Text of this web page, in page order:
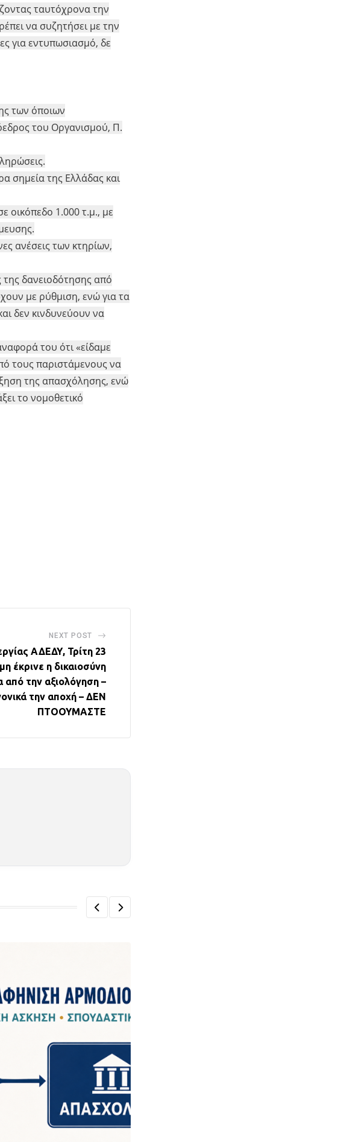
ταυτόχρονα την
να συζητήσει με την
για εντυπωσιασμό, δε
των όποιων
του Οργανισμού, Π.
σημεία της Ελλάδας και
οικόπεδο 1.000 τ.μ., με
ανέσεις των κτηρίων,
δανειοδότησης από
με ρύθμιση, ενώ για τα
δεν κινδυνεύουν να
του ότι «είδαμε
τους παριστάμενους να
της απασχόλησης, ενώ
το νομοθετικό
NEXT POST
ΑΔΕΔΥ, Τρίτη 23
έκρινε η δικαιοσύνη
από την αξιολόγηση –
την αποχή – ΔΕΝ
ΠΤΟΟΥΜΑΣΤΕ